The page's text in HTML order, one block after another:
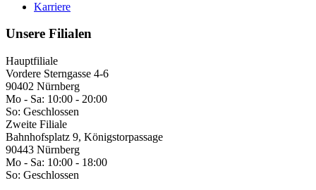
Karriere
Unsere Filialen
Hauptfiliale
Vordere Sterngasse 4-6
90402 Nürnberg
Mo - Sa: 10:00 - 20:00
So: Geschlossen
Zweite Filiale
Bahnhofsplatz 9, Königstorpassage
90443 Nürnberg
Mo - Sa: 10:00 - 18:00
So: Geschlossen